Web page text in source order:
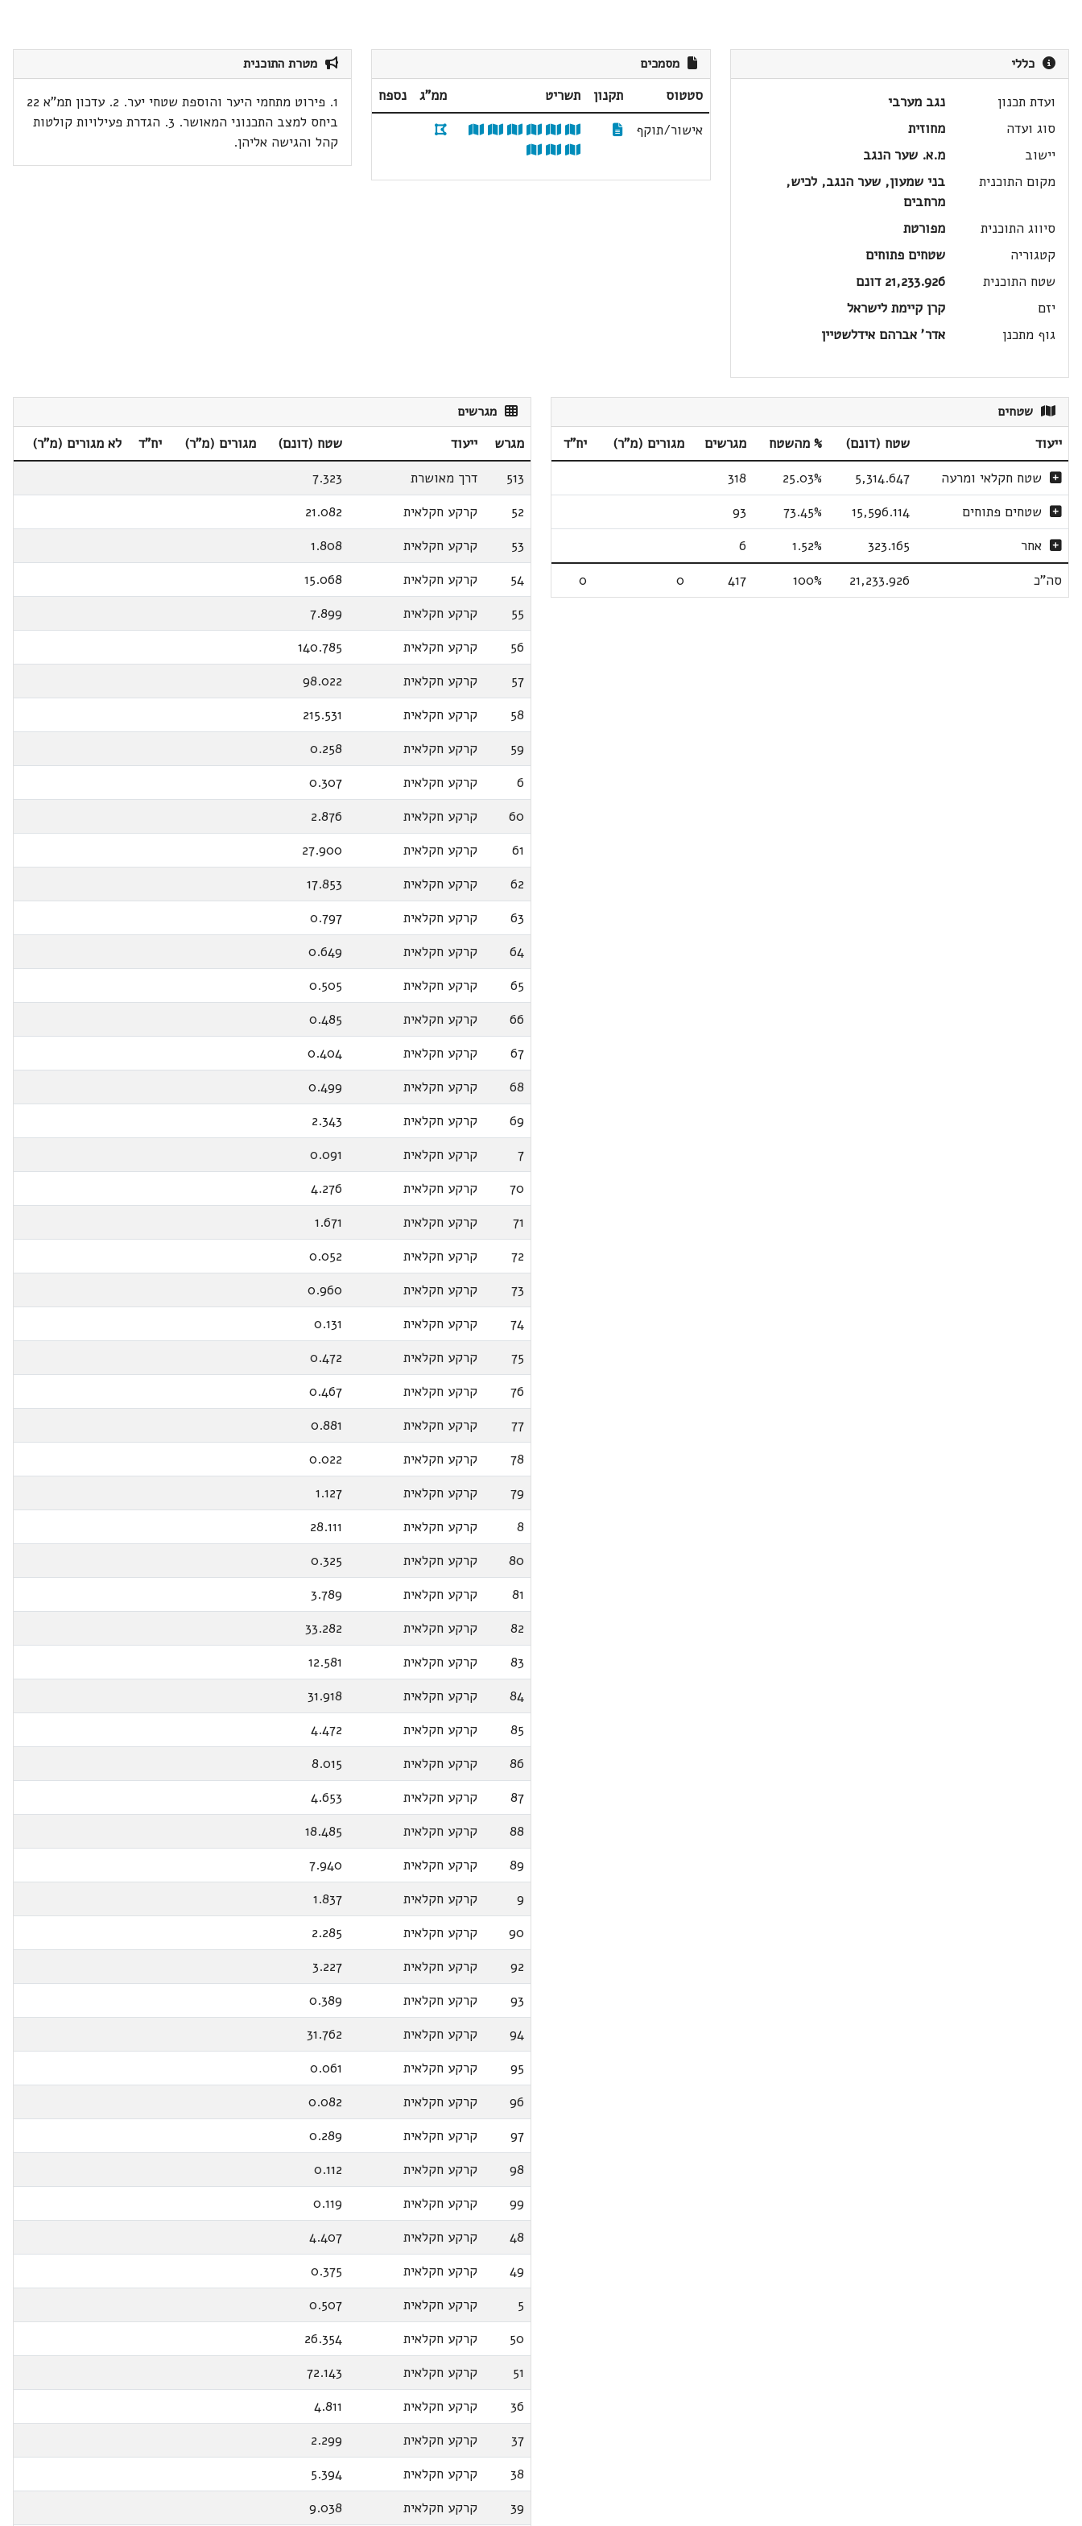
כללי
ועדת תכנון
נגב מערבי
סוג ועדה
מחוזית
יישוב
מ.א. שער הנגב
מקום התוכנית
בני שמעון, שער הנגב, לכיש,
מרחבים
סיווג התוכנית
מפורטת
קטגוריה
שטחים פתוחים
שטח התוכנית
21,233.926 דונם
יזם
קרן קיימת לישראל
גוף מתכנן
אדר' אברהם אידלשטיין
מסמכים
סטטוס תקנון תשריט ממ"ג
נספח
אישור/תוקף
מטרת התוכנית
1. פירוט מתחמי היער והוספת שטחי יער. 2. עדכון תמ"א 22
ביחס למצב התכנוני המאושר. 3. הגדרת פעילויות קולטות
קהל והגישה אליהן.
שטחים
ייעוד שטח (דונם) % מהשטח מגרשים מגורים (מ"ר)
יח"ד
שטח חקלאי ומרעה
5,314.647
25.03%
318
שטחים פתוחים
15,596.114
73.45%
93
אחר
323.165
1.52%
6
סה"כ
21,233.926
100%
417
0
0
מגרשים
מגרש ייעוד שטח (דונם) מגורים (מ"ר) יח"ד
לא מגורים (מ"ר)
513
דרך מאושרת
7.323
52
קרקע חקלאית
21.082
53
קרקע חקלאית
1.808
54
קרקע חקלאית
15.068
55
קרקע חקלאית
7.899
56
קרקע חקלאית
140.785
57
קרקע חקלאית
98.022
58
קרקע חקלאית
215.531
59
קרקע חקלאית
0.258
6
קרקע חקלאית
0.307
60
קרקע חקלאית
2.876
61
קרקע חקלאית
27.900
62
קרקע חקלאית
17.853
63
קרקע חקלאית
0.797
64
קרקע חקלאית
0.649
65
קרקע חקלאית
0.505
66
קרקע חקלאית
0.485
67
קרקע חקלאית
0.404
68
קרקע חקלאית
0.499
69
קרקע חקלאית
2.343
7
קרקע חקלאית
0.091
70
קרקע חקלאית
4.276
71
קרקע חקלאית
1.671
72
קרקע חקלאית
0.052
73
קרקע חקלאית
0.960
74
קרקע חקלאית
0.131
75
קרקע חקלאית
0.472
76
קרקע חקלאית
0.467
77
קרקע חקלאית
0.881
78
קרקע חקלאית
0.022
79
קרקע חקלאית
1.127
8
קרקע חקלאית
28.111
80
קרקע חקלאית
0.325
81
קרקע חקלאית
3.789
82
קרקע חקלאית
33.282
83
קרקע חקלאית
12.581
84
קרקע חקלאית
31.918
85
קרקע חקלאית
4.472
86
קרקע חקלאית
8.015
87
קרקע חקלאית
4.653
88
קרקע חקלאית
18.485
89
קרקע חקלאית
7.940
9
קרקע חקלאית
1.837
90
קרקע חקלאית
2.285
92
קרקע חקלאית
3.227
93
קרקע חקלאית
0.389
94
קרקע חקלאית
31.762
95
קרקע חקלאית
0.061
96
קרקע חקלאית
0.082
97
קרקע חקלאית
0.289
98
קרקע חקלאית
0.112
99
קרקע חקלאית
0.119
48
קרקע חקלאית
4.407
49
קרקע חקלאית
0.375
5
קרקע חקלאית
0.507
50
קרקע חקלאית
26.354
51
קרקע חקלאית
72.143
36
קרקע חקלאית
4.811
37
קרקע חקלאית
2.299
38
קרקע חקלאית
5.394
39
קרקע חקלאית 9.038